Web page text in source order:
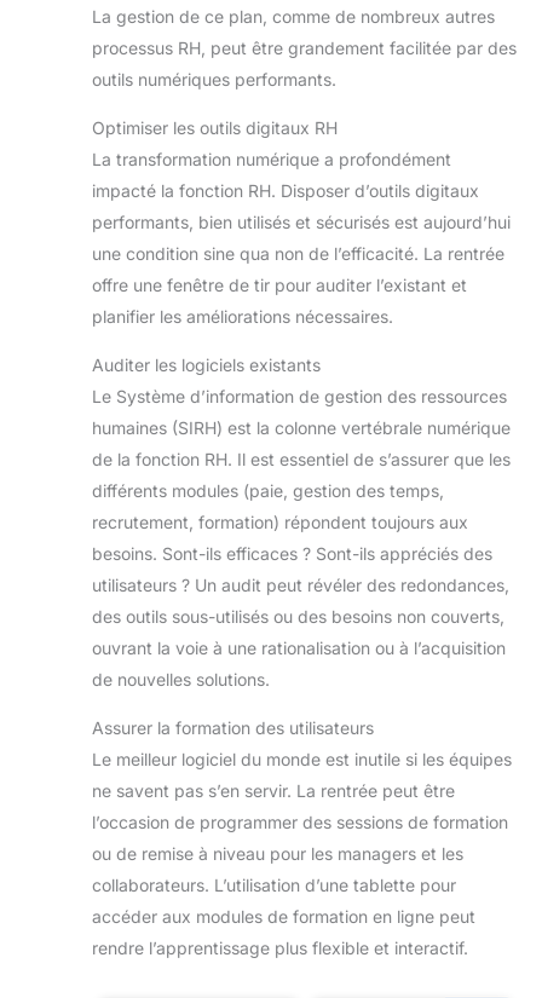
La gestion de ce plan, comme de nombreux autres
processus RH, peut être grandement facilitée par des
outils numériques performants.
Optimiser les outils digitaux RH
La transformation numérique a profondément
impacté la fonction RH. Disposer d’outils digitaux
performants, bien utilisés et sécurisés est aujourd’hui
une condition sine qua non de l’efficacité. La rentrée
offre une fenêtre de tir pour auditer l’existant et
planifier les améliorations nécessaires.
Auditer les logiciels existants
Le Système d’information de gestion des ressources
humaines (SIRH) est la colonne vertébrale numérique
de la fonction RH. Il est essentiel de s’assurer que les
différents modules (paie, gestion des temps,
recrutement, formation) répondent toujours aux
besoins. Sont-ils efficaces ? Sont-ils appréciés des
utilisateurs ? Un audit peut révéler des redondances,
des outils sous-utilisés ou des besoins non couverts,
ouvrant la voie à une rationalisation ou à l’acquisition
de nouvelles solutions.
Assurer la formation des utilisateurs
Le meilleur logiciel du monde est inutile si les équipes
ne savent pas s’en servir. La rentrée peut être
l’occasion de programmer des sessions de formation
ou de remise à niveau pour les managers et les
collaborateurs. L’utilisation d’une tablette pour
accéder aux modules de formation en ligne peut
rendre l’apprentissage plus flexible et interactif.